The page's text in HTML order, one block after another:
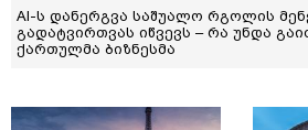
AI-ს დანერგვა საშუალო რგოლის
გადატვირთვას იწვევს – რა უნდა
ქართულმა ბიზნესმა